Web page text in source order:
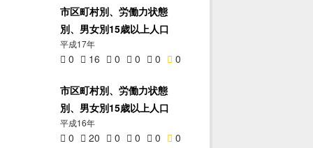
市区町村別、労働力状態
別、男女別15歳以上人口
平成17年
0 16 0 0 0 0
市区町村別、労働力状態
別、男女別15歳以上人口
平成16年
0 20 0 0 0 0